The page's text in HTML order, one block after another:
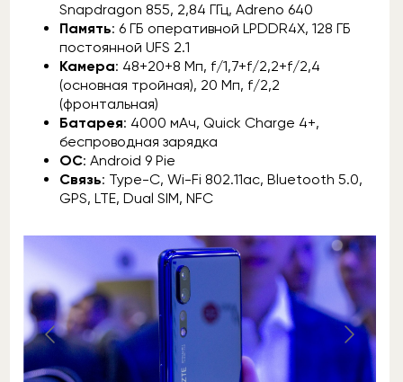
Snapdragon 855, 2,84 ГГц, Adreno 640
Память: 6 ГБ оперативной LPDDR4X, 128 ГБ
постоянной UFS 2.1
Камера: 48+20+8 Мп, f/1,7+f/2,2+f/2,4
(основная тройная), 20 Мп, f/2,2
(фронтальная)
Батарея: 4000 мАч, Quick Charge 4+,
беспроводная зарядка
ОС: Android 9 Pie
Связь: Type-C, Wi-Fi 802.11ac, Bluetooth 5.0,
GPS, LTE, Dual SIM, NFC